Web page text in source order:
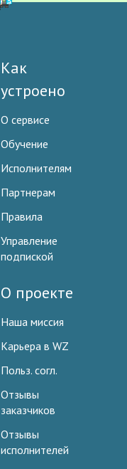
Как
устроено
О сервисе
Обучение
Исполнителям
Партнерам
Правила
Управление
подпиской
О проекте
Наша миссия
Карьера в WZ
Польз. согл.
Отзывы
заказчиков
Отзывы
исполнителей